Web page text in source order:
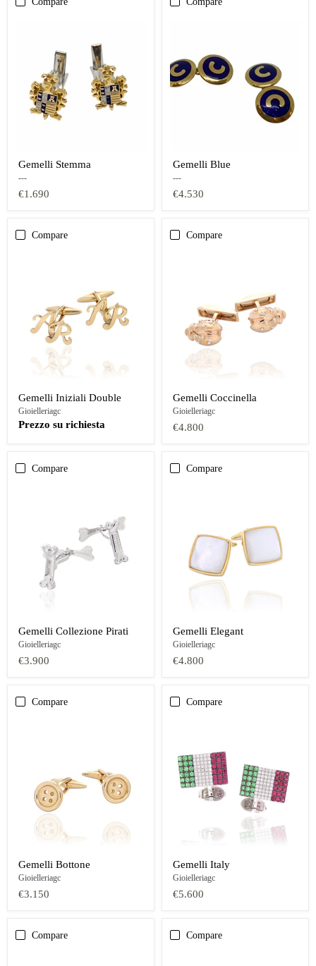
Gemelli Stemma
---
€1.690
Gemelli Blue
---
€4.530
Compare
Gemelli Iniziali Double
Gioielleriagc
Prezzo su richiesta
Compare
Gemelli Coccinella
Gioielleriagc
€4.800
Compare
Gemelli Collezione Pirati
Gioielleriagc
€3.900
Compare
Gemelli Elegant
Gioielleriagc
€4.800
Compare
Gemelli Bottone
Gioielleriagc
€3.150
Compare
Gemelli Italy
Gioielleriagc
€5.600
Compare Compare